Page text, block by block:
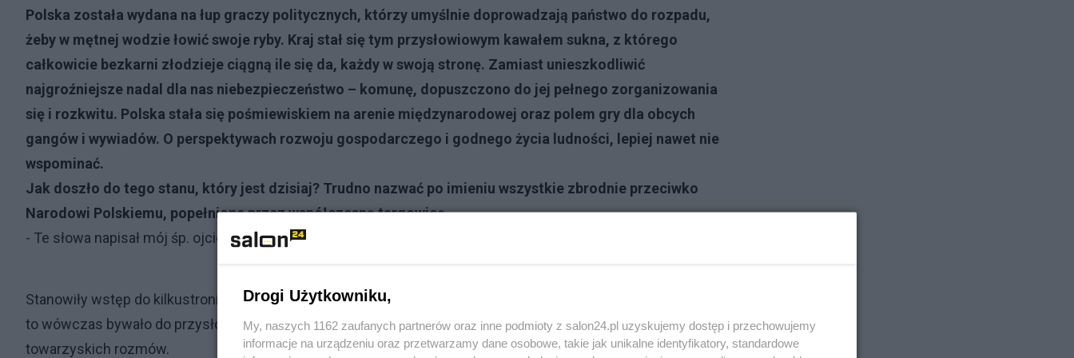
Polska została wydana na łup graczy politycznych, którzy umyślnie doprowadzają państwo do rozpadu,
żeby w mętnej wodzie łowić swoje ryby. Kraj stał się tym przysłowiowym kawałem sukna, z którego
całkowicie bezkarni złodzieje ciągną ile się da, każdy w swoją stronę. Zamiast unieszkodliwić
najgroźniejsze nadal dla nas niebezpieczeństwo – komunę, dopuszczono do jej pełnego zorganizowania
się i rozkwitu. Polska stała się pośmiewiskiem na arenie międzynarodowej oraz polem gry dla obcych
gangów i wywiadów. O perspektywach rozwoju gospodarczego i godnego życia ludności, lepiej nawet nie
wspominać.
Jak doszło do tego stanu, który jest dzisiaj? Trudno nazwać po imieniu wszystkie zbrodnie przeciwko
Narodowi Polskiemu, popełnione przez współczesną targowicę.
- Te słowa napisał mój śp. ojciec jeszcze w roku 1992!
Stanowiły wstęp do kilkustronicowych refleksji na temat ówczesnego stanu naszej rzeczywistości. Pisane jak
to wówczas bywało do przysłowiowej szuflady, mogły w najlepszym wypadku stać się tematem jednej z wielu
towarzyskich rozmów.
Drogi Użytkowniku,
My, naszych 1162 zaufanych partnerów oraz inne podmioty z salon24.pl uzyskujemy dostęp i przechowujemy
informacje na urządzeniu oraz przetwarzamy dane osobowe, takie jak unikalne identyfikatory, standardowe